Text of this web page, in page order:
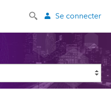
Se connecter